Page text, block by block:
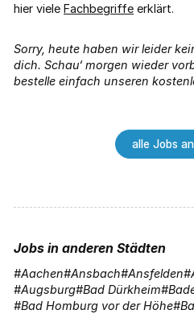
hier viele Fachbegriffe erklärt.
Sorry, heute haben wir leider
dich. Schau‘ morgen wieder
bestelle einfach unseren
alle Jobs
Jobs in anderen Städten
Aachen Ansbach Ansfelden
Augsburg Bad Dürkheim
Bad Homburg vor der Höhe